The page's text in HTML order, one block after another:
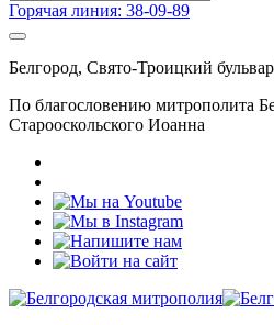
Горячая линия: 38-09-89
Белгород, Свято-Троицкий
По благословению митрополита
Старооскольского Иоанна